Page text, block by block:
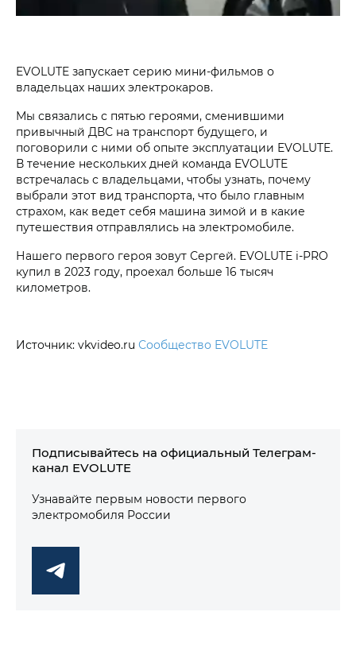
EVOLUTE запускает серию мини-фильмов о
владельцах наших электрокаров.
Мы связались с пятью героями, сменившими
привычный ДВС на транспорт будущего, и
поговорили с ними об опыте эксплуатации EVOLUTE.
В течение нескольких дней команда EVOLUTE
встречалась с владельцами, чтобы узнать, почему
выбрали этот вид транспорта, что было главным
страхом, как ведет себя машина зимой и в какие
путешествия отправлялись на электромобиле.
Нашего первого героя зовут Сергей. EVOLUTE i‑PRO
купил в 2023 году, проехал больше 16 тысяч
километров.
Источник: vkvideo.ru Сообщество EVOLUTE
Подписывайтесь на официальный Телеграм-
канал EVOLUTE
Узнавайте первым новости первого
электромобиля России